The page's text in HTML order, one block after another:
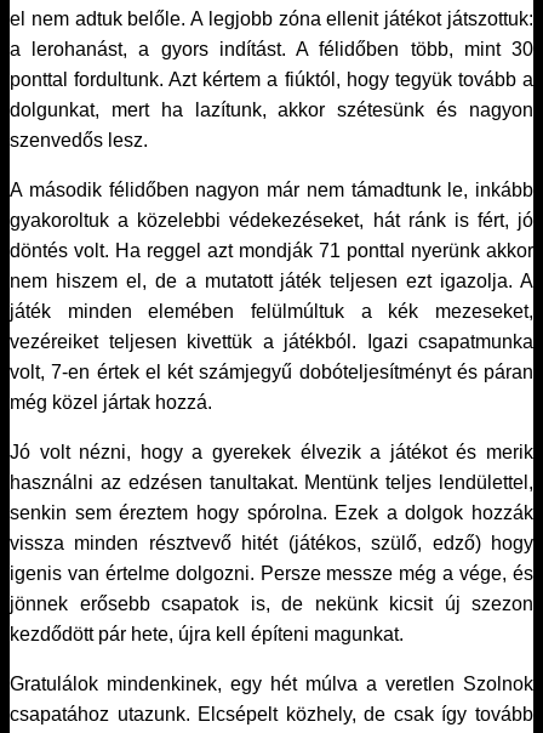
el nem adtuk belőle. A legjobb zóna ellenit játékot játszottuk:
a lerohanást, a gyors indítást. A félidőben több, mint 30
ponttal fordultunk. Azt kértem a fiúktól, hogy tegyük tovább a
dolgunkat, mert ha lazítunk, akkor szétesünk és nagyon
szenvedős lesz.
A második félidőben nagyon már nem támadtunk le, inkább
gyakoroltuk a közelebbi védekezéseket, hát ránk is fért, jó
döntés volt. Ha reggel azt mondják 71 ponttal nyerünk akkor
nem hiszem el, de a mutatott játék teljesen ezt igazolja. A
játék minden elemében felülmúltuk a kék mezeseket,
vezéreiket teljesen kivettük a játékból. Igazi csapatmunka
volt, 7-en értek el két számjegyű dobóteljesítményt és páran
még közel jártak hozzá.
Jó volt nézni, hogy a gyerekek élvezik a játékot és merik
használni az edzésen tanultakat. Mentünk teljes lendülettel,
senkin sem éreztem hogy spórolna. Ezek a dolgok hozzák
vissza minden résztvevő hitét (játékos, szülő, edző) hogy
igenis van értelme dolgozni. Persze messze még a vége, és
jönnek erősebb csapatok is, de nekünk kicsit új szezon
kezdődött pár hete, újra kell építeni magunkat.
Gratulálok mindenkinek, egy hét múlva a veretlen Szolnok
csapatához utazunk. Elcsépelt közhely, de csak így tovább